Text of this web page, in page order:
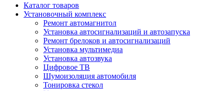
Каталог товаров
Установочный комплекс
Ремонт автомагнитол
Установка автосигнализаций и автозапуска
Ремонт брелоков и автосигнализаций
Установка мультимедиа
Установка автозвука
Цифровое ТВ
Шумоизоляция автомобиля
Тонировка стекол